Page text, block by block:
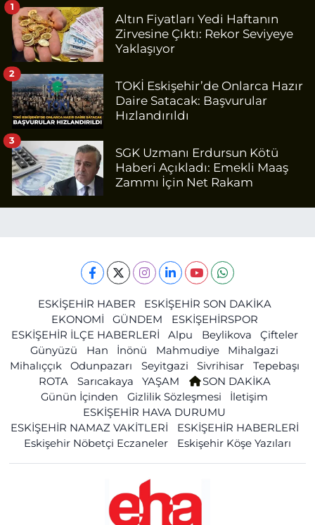
Altın Fiyatları Yedi Haftanın
Zirvesine Çıktı: Rekor Seviyeye
Yaklaşıyor
1
TOKİ Eskişehir’de Onlarca Hazır
Daire Satacak: Başvurular
Hızlandırıldı
2
SGK Uzmanı Erdursun Kötü
Haberi Açıkladı: Emekli Maaş
Zammı İçin Net Rakam
3
ESKİŞEHİR HABER
ESKİŞEHİR SON DAKİKA
EKONOMİ
GÜNDEM
ESKİŞEHİRSPOR
ESKİŞEHİR İLÇE HABERLERİ
Alpu Beylikova
Çifteler
Günyüzü
Han İnönü Mahmudiye
Mihalgazi
Mihalıççık
Odunpazarı Seyitgazi Sivrihisar
Tepebaşı
ROTA
Sarıcakaya YAŞAM
SON DAKİKA
Günün İçinden
Gizlilik Sözleşmesi
İletişim
ESKİŞEHİR HAVA DURUMU
ESKİŞEHİR NAMAZ VAKİTLERİ
ESKİŞEHİR HABERLERİ
Eskişehir Nöbetçi Eczaneler
Eskişehir Köşe Yazıları